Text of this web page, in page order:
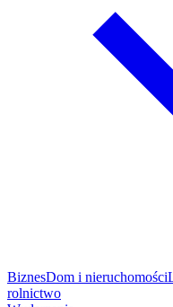
BiznesDom i nieruchomości
rolnictwo